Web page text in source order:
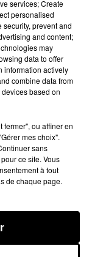
DU
services; Create
personalised
prevent and
and content;
may
data to offer
information actively
combine data from
based on
fermer", ou affiner en
mes choix".
sans
ce site. Vous
à tout
de chaque page.